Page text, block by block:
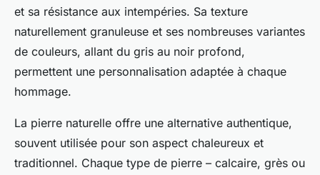
et sa résistance aux intempéries. Sa texture
naturellement granuleuse et ses nombreuses variantes
de couleurs, allant du gris au noir profond,
permettent une personnalisation adaptée à chaque
hommage.
La pierre naturelle offre une alternative authentique,
souvent utilisée pour son aspect chaleureux et
traditionnel. Chaque type de pierre – calcaire, grès ou